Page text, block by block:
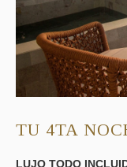
TU 4TA
LUJO TODO